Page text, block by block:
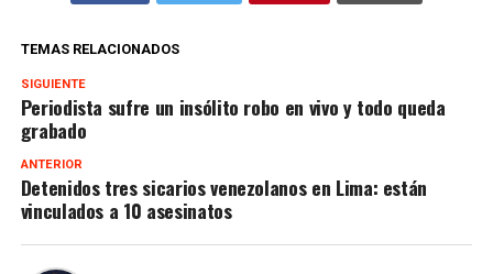
TEMAS RELACIONADOS
SIGUIENTE
Periodista sufre un insólito robo en vivo y todo queda
grabado
ANTERIOR
Detenidos tres sicarios venezolanos en Lima: están
vinculados a 10 asesinatos